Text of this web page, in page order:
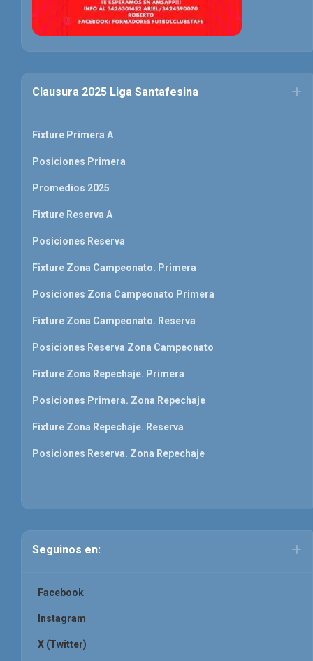
Clausura 2025 Liga Santafesina
Fixture Primera A
Posiciones Primera
Promedios 2025
Fixture Reserva A
Posiciones Reserva
Fixture Zona Campeonato. Primera
Posiciones Zona Campeonato Primera
Fixture Zona Campeonato. Reserva
Posiciones Reserva Zona Campeonato
Fixture Zona Repechaje. Primera
Posiciones Primera. Zona Repechaje
Fixture Zona Repechaje. Reserva
Posiciones Reserva. Zona Repechaje
Seguinos en:
Facebook
Instagram
X (Twitter)